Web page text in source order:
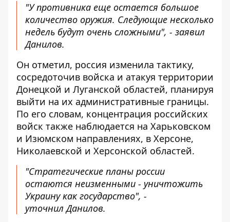
"У противника еще остается большое
количество оружия. Следующие несколько
недель будут очень сложными", - заявил
Данилов.
Он отметил, россия изменила тактику,
сосредоточив войска и атакуя территории
Донецкой и Луганской областей, планируя
выйти на их административные границы.
По его словам, концентрация российских
войск также наблюдается на Харьковском
и Изюмском направлениях, в Херсоне,
Николаевской и Херсонской областей.
"Стратегические планы россии
остаются неизменными - уничтожить
Украину как государство", -
уточнил Данилов.